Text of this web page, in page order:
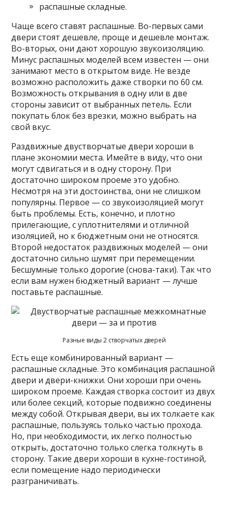
распашные складные.
Чаще всего ставят распашные. Во-первых сами
двери стоят дешевле, проще и дешевле монтаж.
Во-вторых, они дают хорошую звукоизоляцию.
Минус распашных моделей всем известен — они
занимают место в открытом виде. Не везде
возможно расположить даже створки по 60 см.
Возможность открывания в одну или в две
стороны зависит от выбранных петель. Если
покупать блок без врезки, можно выбрать на
свой вкус.
Раздвижные двустворчатые двери хороши в
плане экономии места. Имейте в виду, что они
могут сдвигаться и в одну сторону. При
достаточно широком проеме это удобно.
Несмотря на эти достоинства, они не слишком
популярны. Первое — со звукоизоляцией могут
быть проблемы. Есть, конечно, и плотно
прилегающие, с уплотнителями и отличной
изоляцией, но к бюджетным они не относятся.
Второй недостаток раздвижных моделей — они
достаточно сильно шумят при перемещении.
Бесшумные только дорогие (снова-таки). Так что
если вам нужен бюджетный вариант — лучше
поставьте распашные.
Разные виды 2 створчатых дверей
Есть еще комбинированный вариант —
распашные складные. Это комбинация распашной
двери и двери-книжки. Они хороши при очень
широком проеме. Каждая створка состоит из двух
или более секций, которые подвижно соединены
между собой. Открывая двери, вы их толкаете как
распашные, пользуясь только частью прохода.
Но, при необходимости, их легко полностью
открыть, достаточно только слегка толкнуть в
сторону. Такие двери хороши в кухне-гостиной,
если помещение надо периодически
разграничивать.